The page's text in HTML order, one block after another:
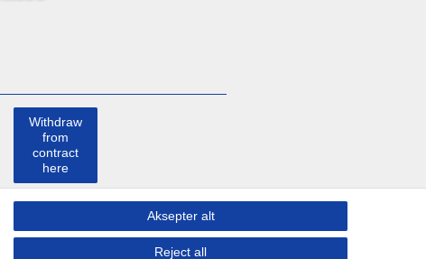
Aksepter alt
Reject all
Withdraw
from
contract
here